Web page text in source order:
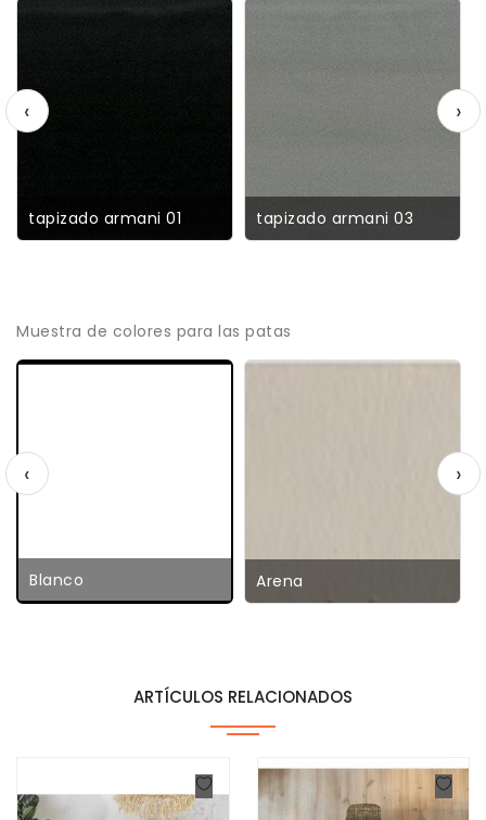
tapizado armani 01 tapizado armani 03
‹ ›
Muestra de colores para las patas
Blanco Arena
‹ ›
ARTÍCULOS RELACIONADOS